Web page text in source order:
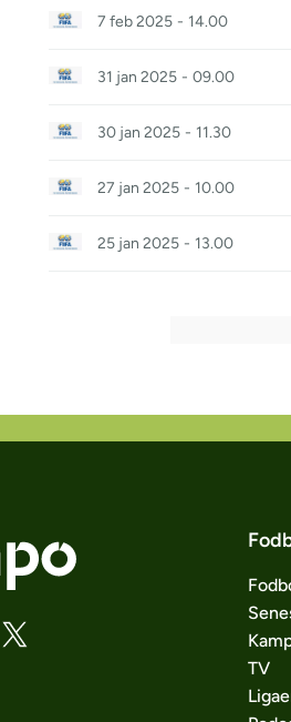
7 feb 2025 - 14.00
31 jan 2025 - 09.00
30 jan 2025 - 11.30
27 jan 2025 - 10.00
25 jan 2025 - 13.00
TV